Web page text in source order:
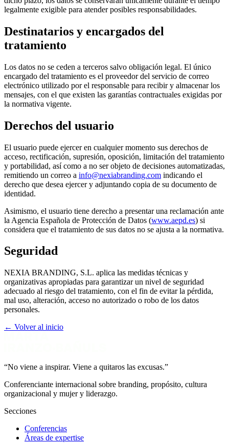
legalmente exigible para atender posibles responsabilidades.
Destinatarios y encargados del
tratamiento
Los datos no se ceden a terceros salvo obligación legal. El único
encargado del tratamiento es el proveedor del servicio de correo
electrónico utilizado por el responsable para recibir y almacenar los
mensajes, con el que existen las garantías contractuales exigidas por
la normativa vigente.
Derechos del usuario
El usuario puede ejercer en cualquier momento sus derechos de
acceso, rectificación, supresión, oposición, limitación del tratamiento
y portabilidad, así como a no ser objeto de decisiones automatizadas,
remitiendo un correo a info@nexiabranding.com indicando el
derecho que desea ejercer y adjuntando copia de su documento de
identidad.
Asimismo, el usuario tiene derecho a presentar una reclamación ante
la Agencia Española de Protección de Datos (www.aepd.es) si
considera que el tratamiento de sus datos no se ajusta a la normativa.
Seguridad
NEXIA BRANDING, S.L. aplica las medidas técnicas y
organizativas apropiadas para garantizar un nivel de seguridad
adecuado al riesgo del tratamiento, con el fin de evitar la pérdida,
mal uso, alteración, acceso no autorizado o robo de los datos
personales.
← Volver al inicio
“No viene a inspirar. Viene a quitaros las excusas.”
Conferenciante internacional sobre branding, propósito, cultura
organizacional y mujer y liderazgo.
Secciones
Conferencias
Áreas de expertise